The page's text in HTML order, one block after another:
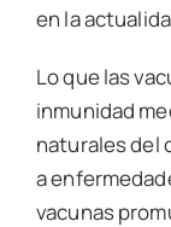
en la
Lo que las
inmunidad
naturales del
a
vacunas